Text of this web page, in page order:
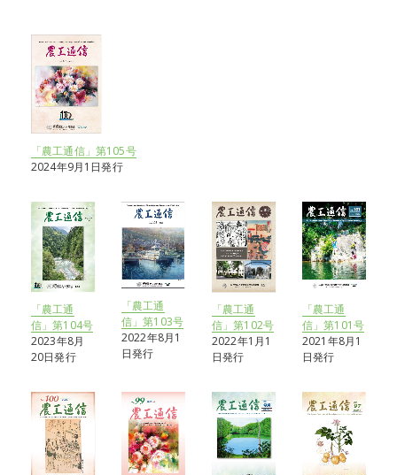
「農工通信」第105号
2024年9月1日発行
「農工通
信」第104号
2023年8月
20日発行
「農工通
信」第103号
2022年8月1
日発行
「農工通
信」第102号
2022年1月1
日発行
「農工通
信」第101号
2021年8月1
日発行